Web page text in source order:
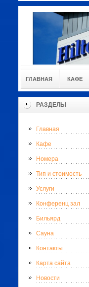
ГЛАВНАЯ КАФЕ
РАЗДЕЛЫ
Главная
Кафе
Номера
Тип и стоимость
Услуги
Конференц зал
Бильярд
Сауна
Контакты
Карта сайта
Новости